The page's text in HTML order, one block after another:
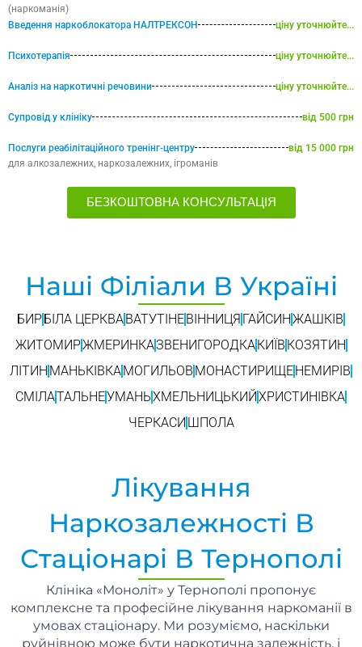
(наркоманія)
Введення наркоблокатора НАЛТРЕКСОН
ціну уточнюйте...
Психотерапія ціну уточнюйте...
Аналіз на наркотичні речовини ціну уточнюйте...
Супровід у клініку від 500 грн
Послуги реабілітаційного тренінг-центру
від 15 000 грн
для алкозалежних, наркозалежних, ігроманів
БЕЗКОШТОВНА КОНСУЛЬТАЦІЯ
Наші Філіали В Україні
БИРБІЛА ЦЕРКВАВАТУТІНЕВІННИЦЯ ГАЙСИНЖАШКІВ
ЖИТОМИРЖМЕРИНКАЗВЕНИГОРОДКАКИЇВ КОЗЯТИН
ЛІТИН МАНЬКІВКАМОГИЛЬОВ МОНАСТИРИЩЕНЕМИРІВ
СМІЛАТАЛЬНЕУМАНЬХМЕЛЬНИЦЬКИЙХРИСТИНІВКА
ЧЕРКАСИ ШПОЛА
Лікування
Наркозалежності В
Стаціонарі В Тернополі
Клініка «Моноліт» у Тернополі пропонує
комплексне та професійне лікування наркоманії в
умовах стаціонару. Ми розуміємо, наскільки
руйнівною може бути наркотична залежність, і